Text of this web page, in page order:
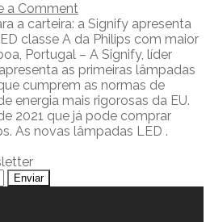
a Comment
a carteira: a Signify apresenta
classe A da Philips com maior
Portugal – A Signify, líder
as primeiras lâmpadas
cumprem as normas de
energia mais rigorosas da EU.
2021 que já pode comprar
As novas lâmpadas LED .